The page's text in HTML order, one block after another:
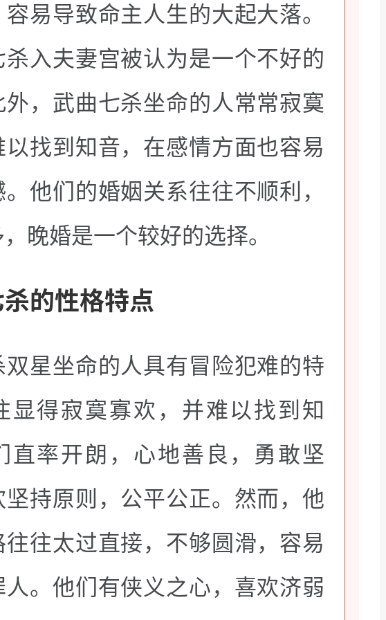
易导致命主人生的大起大落。
杀入夫妻宫被认为是一个不好的
外，武曲七杀坐命的人常常寂寞
以找到知音，在感情方面也容易
他们的婚姻关系往往不顺利，
晚婚是一个较好的选择。
的性格特点
双星坐命的人具有冒险犯难的特
显得寂寞寡欢，并难以找到知
直率开朗，心地善良，勇敢坚
坚持原则，公平公正。然而，他
往往太过直接，不够圆滑，容易
人。他们有侠义之心，喜欢济弱